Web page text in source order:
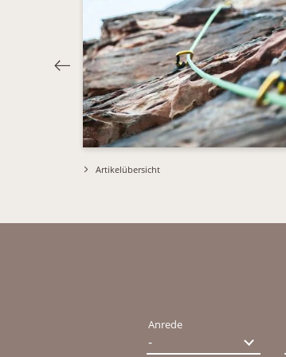
Artikelübersicht
Anrede